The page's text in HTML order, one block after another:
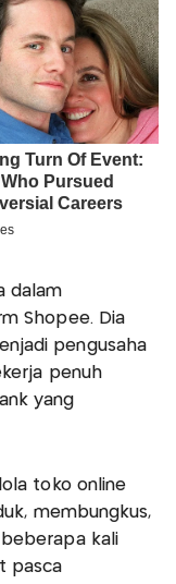
dalam
Shopee. Dia
pengusaha
penuh
yang
toko online
membungkus,
beberapa kali
pasca